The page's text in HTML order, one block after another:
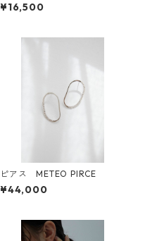
¥16,500
ピアス METEO PIRCE
¥44,000